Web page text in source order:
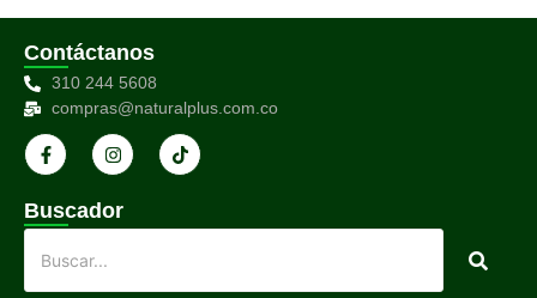
Contáctanos
310 244 5608
compras@naturalplus.com.co
Buscador